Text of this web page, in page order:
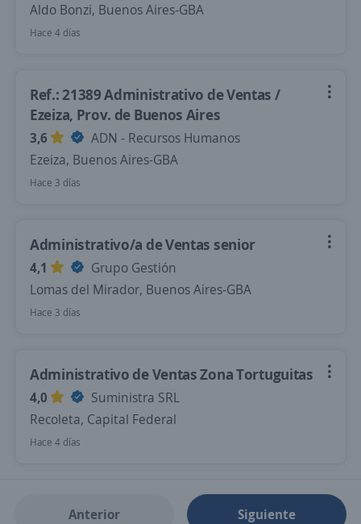
Aldo Bonzi, Buenos Aires-GBA
Hace 4 días
Ref.: 21389 Administrativo de Ventas /
Ezeiza, Prov. de Buenos Aires
3,6
ADN - Recursos Humanos
Ezeiza, Buenos Aires-GBA
Hace 3 días
Administrativo/a de Ventas senior
4,1
Grupo Gestión
Lomas del Mirador, Buenos Aires-GBA
Hace 3 días
Administrativo de Ventas Zona Tortuguitas
4,0
Suministra SRL
Recoleta, Capital Federal
Hace 4 días
Anterior Siguiente